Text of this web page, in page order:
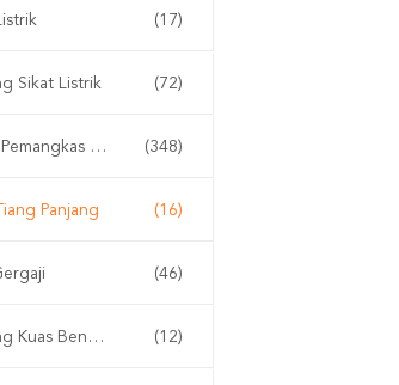
(17)
Sikat Listrik (72)
Gunting Pemangkas Elektrik (348)
Panjang (16)
(46)
Pemotong Kuas Bensin (12)